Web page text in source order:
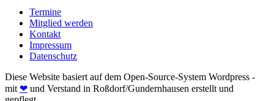
Termine
Mitglied werden
Kontakt
Impressum
Datenschutz
Diese Website basiert auf dem Open-Source-System Wordpress -
mit ❤ und Verstand in Roßdorf/Gundernhausen erstellt und